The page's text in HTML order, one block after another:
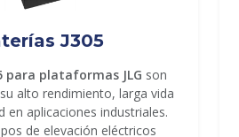
J305
para plataformas JLG son
alto rendimiento, larga vida
en aplicaciones industriales.
de elevación eléctricos